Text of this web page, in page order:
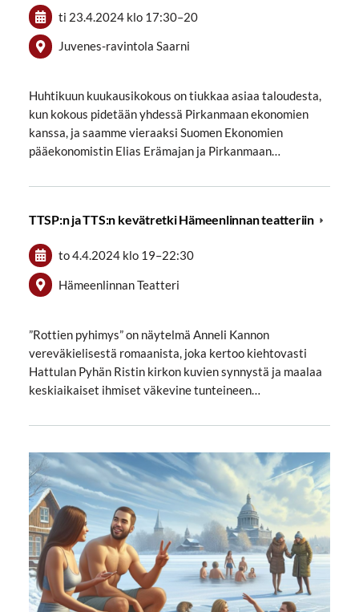
ti 23.4.2024 klo 17:30–20
Juvenes-ravintola Saarni
Huhtikuun kuukausikokous on tiukkaa asiaa taloudesta,
kun kokous pidetään yhdessä Pirkanmaan ekonomien
kanssa, ja saamme vieraaksi Suomen Ekonomien
pääekonomistin Elias Erämajan ja Pirkanmaan…
TTSP:n ja TTS:n kevätretki Hämeenlinnan teatteriin
to 4.4.2024 klo 19–22:30
Hämeenlinnan Teatteri
”Rottien pyhimys” on näytelmä Anneli Kannon
vereväkielisestä romaanista, joka kertoo kiehtovasti
Hattulan Pyhän Ristin kirkon kuvien synnystä ja maalaa
keskiaikaiset ihmiset väkevine tunteineen…